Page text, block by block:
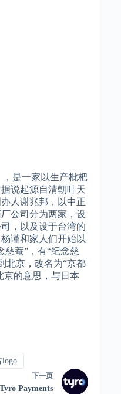
，是一家以生产枇杷
说起源自清朝叶天
人谢兆邦，以中正
公司分为两家，设
，以及设于台湾的
谨和家人们开始以
慈菴”，有“纪念慈
北京，改名为“京都
京的意思，与日本
logo
下一页
Tyro Payments